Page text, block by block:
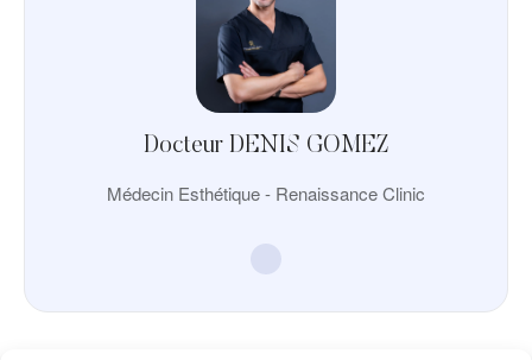
Docteur DENIS GOMEZ
Médecin Esthétique - Renaissance Clinic